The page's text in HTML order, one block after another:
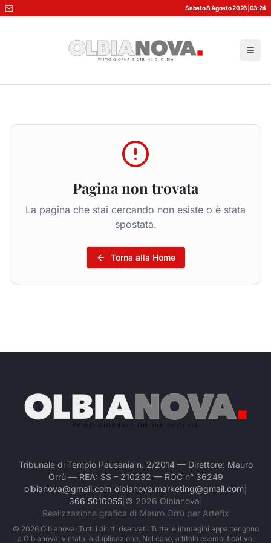
Sabato 8 Agosto 2026 03:24
Pagina non trovata
La pagina che stai cercando non esiste o è stata
spostata.
Torna alla Home
Tribunale di Tempio Pausania n. 2/2014 — Direttore: Mauro
Orrù — REA: SS – 210232 — ROC n° 36249
olbianova@gmail.com olbianova.marketing@gmail.com
366 5010055| © 2026 Olbianova
Realizzazione grafica di Mauro Orrù per Artefix
© 2026Olbianova. Tutti i diritti riservati. Tutte le immagini appartengono
a Olbianova, vietata la duplicazione. Nel caso, a titolo esemplificativo,